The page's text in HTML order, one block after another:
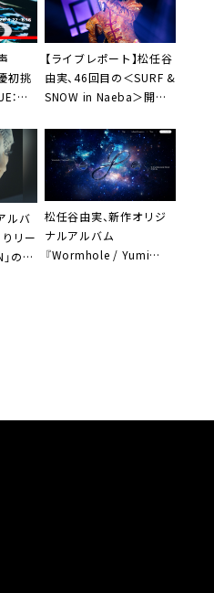
初挑
：火
【ライブレポート】松任谷
由実、46回目の＜SURF &
SNOW in Naeba＞開幕
けます」
ルバ
リー
の
松任谷由実、新作オリジ
ナルアルバム
『Wormhole / Yumi